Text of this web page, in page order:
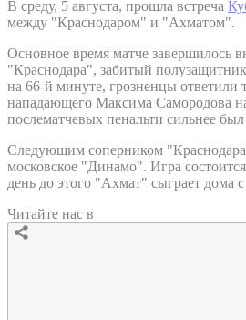
В среду, 5 августа, прошла встреча
между "Краснодаром" и "Ахматом".
Основное время матче завершилось
"Краснодара", забитый
на 66-й минуте, грозненцы ответили
нападающего Максима Самородова
послематчевых пенальти сильнее
Следующим соперником
московское "Динамо". Игра
день до этого "Ахмат" сыграет дома
Читайте нас в